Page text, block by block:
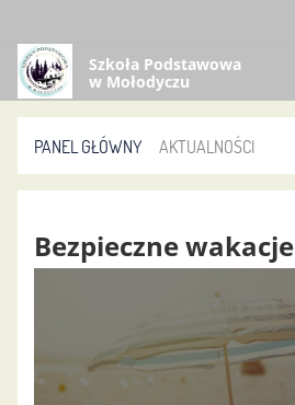
Szkoła Podstawowa
w Mołodyczu
PANEL GŁÓWNY AKTUALNOŚCI
Bezpieczne wakacje